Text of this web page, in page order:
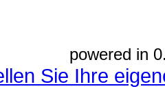
powered in
Sie Ihre